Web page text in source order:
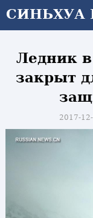
СИНЬХУА
Ледник
закрыт
2017-